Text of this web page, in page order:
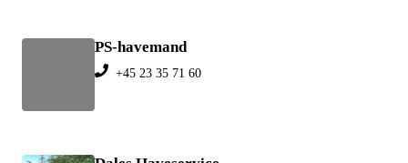
PS-havemand
+45 23 35 71 60